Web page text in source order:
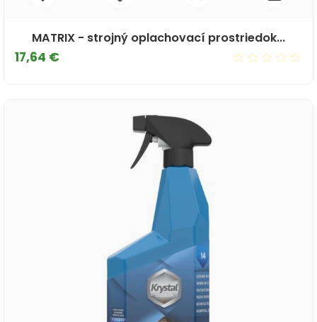
MATRIX - strojný oplachovací prostriedok...
17,64 €Cena